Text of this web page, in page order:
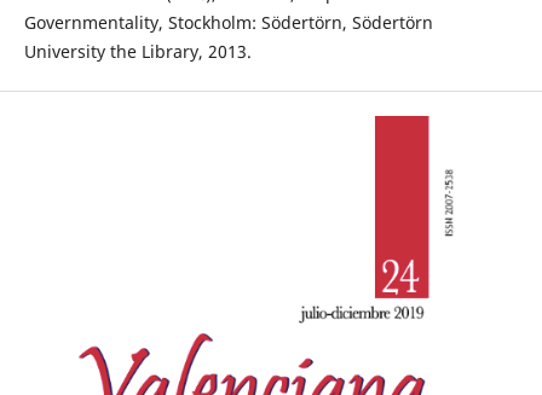
Governmentality, Stockholm: Södertörn, Södertörn
University the Library, 2013.